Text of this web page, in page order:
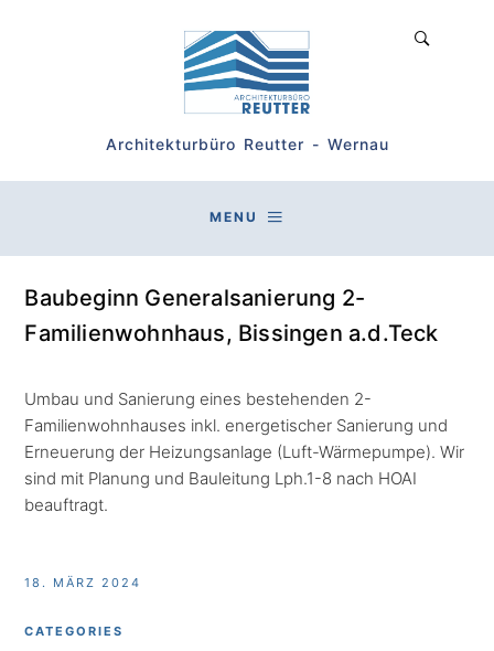
Architekturbüro Reutter - Wernau
MENU
Baubeginn Generalsanierung 2-
Familienwohnhaus, Bissingen a.d.Teck
Umbau und Sanierung eines bestehenden 2-
Familienwohnhauses inkl. energetischer Sanierung und
Erneuerung der Heizungsanlage (Luft-Wärmepumpe). Wir
sind mit Planung und Bauleitung Lph.1-8 nach HOAI
beauftragt.
18. MÄRZ 2024
CATEGORIES